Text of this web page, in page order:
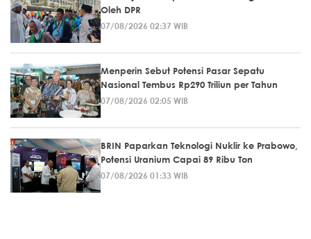
Oleh DPR
07/08/2026 02:37 WIB
Menperin Sebut Potensi Pasar Sepatu
Nasional Tembus Rp290 Triliun per Tahun
07/08/2026 02:05 WIB
BRIN Paparkan Teknologi Nuklir ke Prabowo,
Potensi Uranium Capai 89 Ribu Ton
07/08/2026 01:33 WIB